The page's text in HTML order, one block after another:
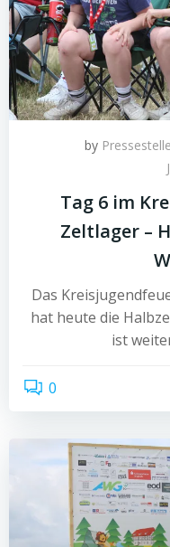
by
Tag 6 im
Zeltlager –
Das
hat heute die
ist
0